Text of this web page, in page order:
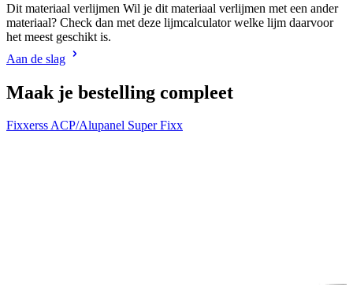
Dit materiaal verlijmen Wil je dit materiaal verlijmen met een ander
materiaal? Check dan met deze lijmcalculator welke lijm daarvoor
het meest geschikt is.
Aan de slag
Maak je bestelling compleet
Fixxerss ACP/Alupanel Super Fixx